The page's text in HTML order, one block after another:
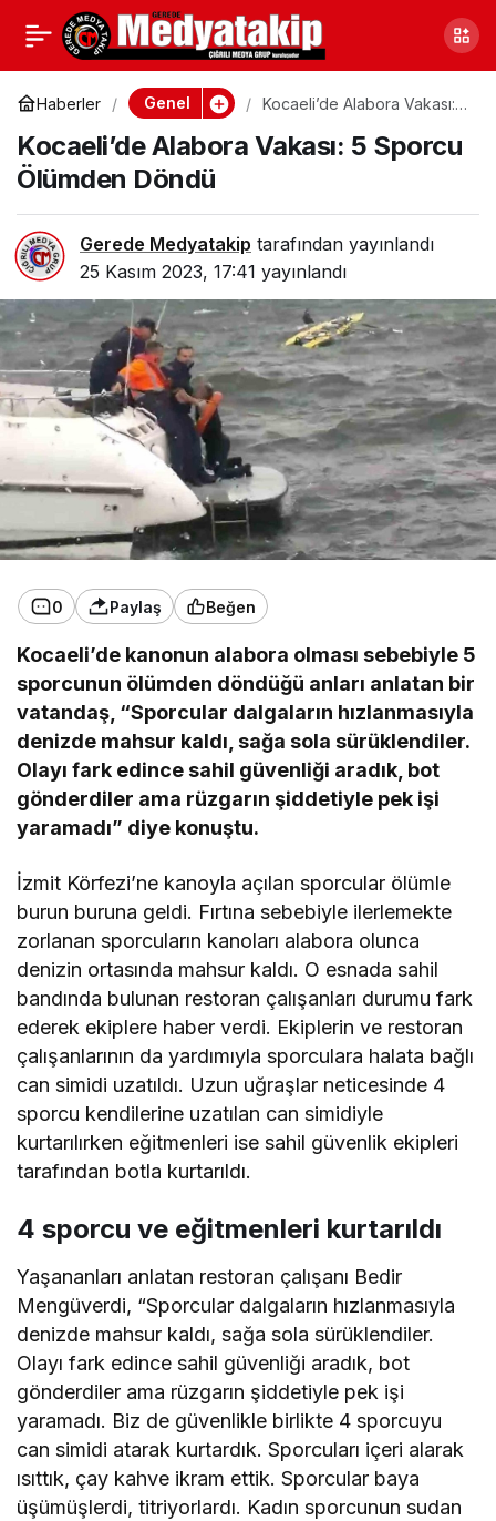
Haberler Genel
Kocaeli’de Alabora Vakası: 5
Kocaeli’de Alabora Vakası: 5 Sporcu
Ölümden Döndü
Gerede Medyatakip tarafından yayınlandı
25 Kasım 2023, 17:41 yayınlandı
0 Paylaş Beğen
Kocaeli’de kanonun alabora olması sebebiyle 5
sporcunun ölümden döndüğü anları anlatan bir
vatandaş, “Sporcular dalgaların hızlanmasıyla
denizde mahsur kaldı, sağa sola sürüklendiler.
Olayı fark edince sahil güvenliği aradık, bot
gönderdiler ama rüzgarın şiddetiyle pek işi
yaramadı” diye konuştu.
İzmit Körfezi’ne kanoyla açılan sporcular ölümle
burun buruna geldi. Fırtına sebebiyle ilerlemekte
zorlanan sporcuların kanoları alabora olunca
denizin ortasında mahsur kaldı. O esnada sahil
bandında bulunan restoran çalışanları durumu fark
ederek ekiplere haber verdi. Ekiplerin ve restoran
çalışanlarının da yardımıyla sporculara halata bağlı
can simidi uzatıldı. Uzun uğraşlar neticesinde 4
sporcu kendilerine uzatılan can simidiyle
kurtarılırken eğitmenleri ise sahil güvenlik ekipleri
tarafından botla kurtarıldı.
4 sporcu ve eğitmenleri kurtarıldı
Yaşananları anlatan restoran çalışanı Bedir
Mengüverdi, “Sporcular dalgaların hızlanmasıyla
denizde mahsur kaldı, sağa sola sürüklendiler.
Olayı fark edince sahil güvenliği aradık, bot
gönderdiler ama rüzgarın şiddetiyle pek işi
yaramadı. Biz de güvenlikle birlikte 4 sporcuyu
can simidi atarak kurtardık. Sporcuları içeri alarak
ısıttık, çay kahve ikram ettik. Sporcular baya
üşümüşlerdi, titriyorlardı. Kadın sporcunun sudan
Düzce’de Şok Uygulama:
Silah ve Uyuşturucu Ele
Geçirildi
Paylaş